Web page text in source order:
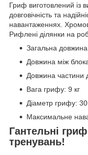
Гриф виготовлений із
довговічність та
навантаженнях.
Рифлені ділянки на
Загальна
Довжина між
Довжина частини
Вага грифу: 9 кг
Діаметр грифу:
Максимальне
Гантельні
тренувань!